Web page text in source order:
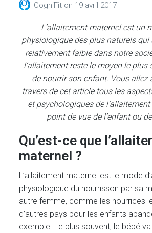
CogniFit on 19 avril 2017
L’allaitement maternel est un
physiologique des plus naturels qui
relativement faible dans notre
l’allaitement reste le moyen le plus
de nourrir son enfant. Vous allez
travers de cet article tous les
et psychologiques de
point de vue de l’enfant ou
Qu’est-ce que
maternel ?
L’allaitement maternel est le mode
physiologique du nourrisson par sa
autre femme, comme les nourrices
d’autres pays pour les enfants
exemple. Le plus souvent, le bébé